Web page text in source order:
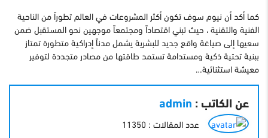
كما أكد أن نيوم سوف تكون أكثر المشروعات في العالم تطوراً من الناحية
الفنية والتقنية ، حيث تبني اقتصاداً ومجتمعاً موجهين نحو المستقبل ضمن
سعيها إلى صياغة واقع جديد للبشرية يشمل مدناً إدراكية متطورة تمتاز
ببنية تحتية ذكية ومستدامة تستمد طاقتها من مصادر متجددة لتوفير
معيشة استثنائية…
عن الكاتب : admin
عدد المقالات : 11350